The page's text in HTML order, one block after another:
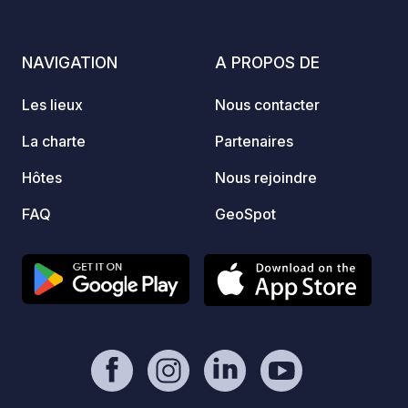
mOst1983 - Info :
NAVIGATION
Les lieux
La charte
Hôtes
FAQ
A PROPOS DE
Nous contacter
Partenaires
Nous rejoindre
GeoSpot